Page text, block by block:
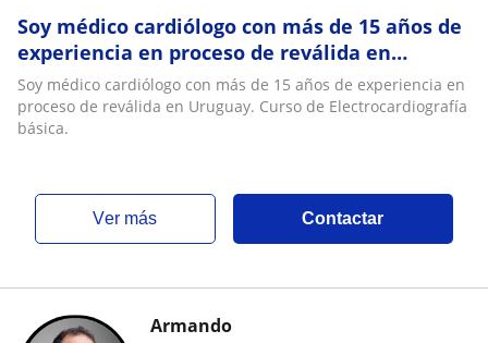
Soy médico cardiólogo con más de 15 años de
experiencia en proceso de reválida en
Uruguay. Curso de Electrocardiografía básica
Soy médico cardiólogo con más de 15 años de experiencia en
proceso de reválida en Uruguay. Curso de Electrocardiografía
básica.
ver más Contactar
Armando